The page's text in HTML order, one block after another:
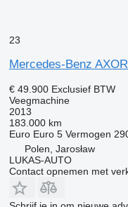
23
Mercedes-Benz
€ 49.900 Exclusief BTW
Veegmachine
2013
183.000 km
Euro Euro 5 Vermogen
Polen, Jarosław
LUKAS-AUTO
Contact opnemen met